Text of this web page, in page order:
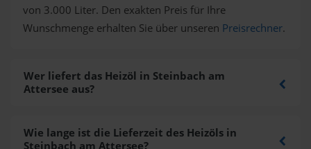
von 3.000 Liter. Den exakten Preis für Ihre
Wunschmenge erhalten Sie über unseren Preisrechner.
Wer liefert das Heizöl in Steinbach am
Attersee aus?
Wie lange ist die Lieferzeit des Heizöls in
Steinbach am Attersee?